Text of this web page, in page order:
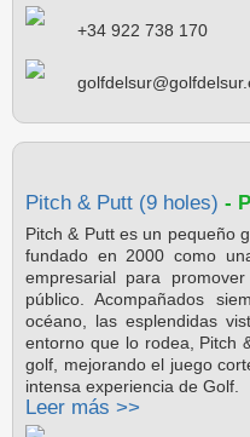
+34 922 738 170
Pitch & Putt (9 holes) -
Pitch & Putt es un pequeño
fundado en 2000 como
empresarial para
público. Acompañados
océano, las esplendidas
entorno que lo rodea, Pitch
golf, mejorando el juego
intensa experiencia de Golf.
Leer más >>